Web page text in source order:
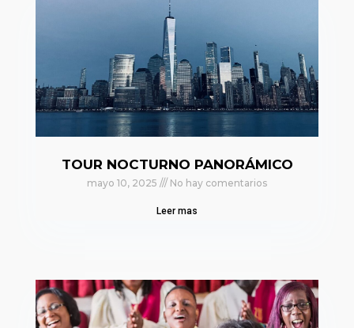
TOUR NOCTURNO PANORÁMICO
mayo 10, 2025 No hay comentarios
Leer mas